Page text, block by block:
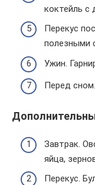
коктейль с
Перекус
полезными
Ужин.
Перед
Завтрак.
яйца,
Перекус.